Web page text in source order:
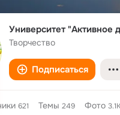
Университет "Активное
Творчество
Подписаться
621 Темы 249 Фото 3.1K